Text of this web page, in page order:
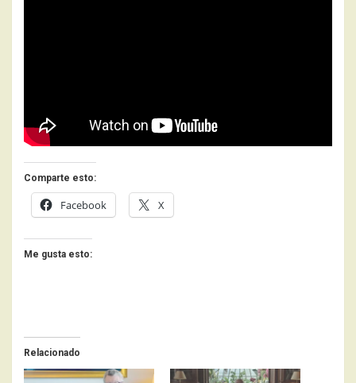
Comparte esto:
Facebook X
Me gusta esto:
Relacionado